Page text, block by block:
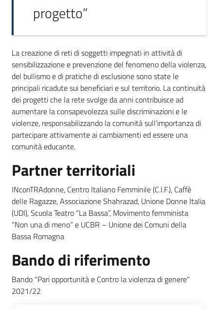
progetto”
La creazione di reti di soggetti impegnati in attività di
sensibilizzazione e prevenzione del fenomeno della violenza,
del bullismo e di pratiche di esclusione sono state le
principali ricadute sui beneficiari e sul territorio. La continuità
dei progetti che la rete svolge da anni contribuisce ad
aumentare la consapevolezza sulle discriminazioni e le
violenze, responsabilizzando la comunità sull'importanza di
partecipare attivamente ai cambiamenti ed essere una
comunità educante.
Partner territoriali
INconTRAdonne, Centro Italiano Femminile (C.I.F.), Caffè
delle Ragazze, Associazione Shahrazad, Unione Donne Italia
(UDI), Scuola Teatro “La Bassa”, Movimento femminista
“Non una di meno” e UCBR – Unione dei Comuni della
Bassa Romagna
Bando di riferimento
Bando "Pari opportunità e Contro la violenza di genere"
2021/22